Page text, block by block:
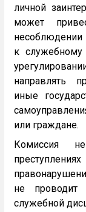
личной
может
к
направлять
иные
или граждане.
Комиссия
не проводит
служебной